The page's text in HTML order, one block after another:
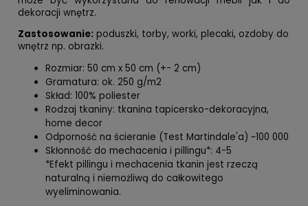
dekoracji wnętrz.
Zastosowanie: poduszki, torby, worki, plecaki, ozdoby do
wnętrz np. obrazki.
Rozmiar: 50 cm x 50 cm (+- 2 cm)
Gramatura: ok. 250 g/m2
Skład: 100% poliester
Rodzaj tkaniny: tkanina tapicersko-dekoracyjna,
home decor
Odporność na ścieranie (Test Martindale'a) ~100 000
Skłonność do mechacenia i pillingu*: 4-5
*Efekt pillingu i mechacenia tkanin jest rzeczą
naturalną i niemożliwą do całkowitego
wyeliminowania.